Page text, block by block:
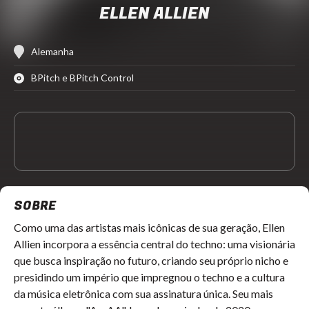
ELLEN ALLIEN
Alemanha
BPitch e BPitch Control
SOBRE
Como uma das artistas mais icônicas de sua geração, Ellen
Allien incorpora a essência central do techno: uma visionária
que busca inspiração no futuro, criando seu próprio nicho e
presidindo um império que impregnou o techno e a cultura
da música eletrônica com sua assinatura única. Seu mais